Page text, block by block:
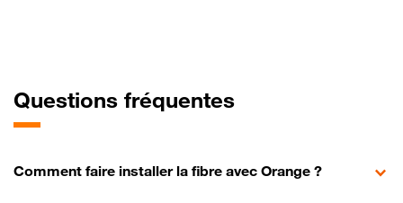
Questions fréquentes
Comment faire installer la fibre avec Orange ?